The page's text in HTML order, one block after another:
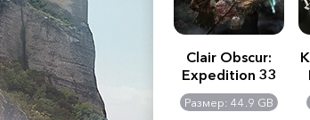
2:
-
GB
Assassin's Creed
Shadows
Размер: 117 GB
Clair Obscur:
Expedition 33
Размер: 44.9 GB